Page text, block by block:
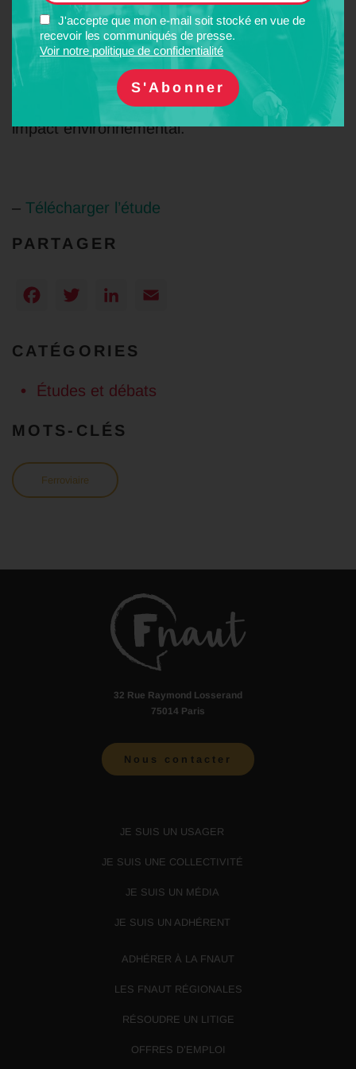
J'accepte que mon e-mail soit stocké en vue de
recevoir les communiqués de presse.
Voir notre politique de confidentialité
présente étude de recenser tous les
relèvements de vitesse potentiels qui
pourraient être réalisés sans modification du
tracé actuel des lignes, ceci dans le souci de
limiter le coût de telles opérations et leur
impact environnemental.
– Télécharger l’étude
PARTAGER
Facebook
TwitterLinkedIn
CATÉGORIES
Études et débats
MOTS-CLÉS
Ferroviaire
32 Rue Raymond Losserand
75014 Paris
Nous contacter
JE SUIS UN USAGER
JE SUIS UNE COLLECTIVITÉ
JE SUIS UN MÉDIA
JE SUIS UN ADHÉRENT
ADHÉRER À LA FNAUT
LES FNAUT RÉGIONALES
RÉSOUDRE UN LITIGE
OFFRES D’EMPLOI